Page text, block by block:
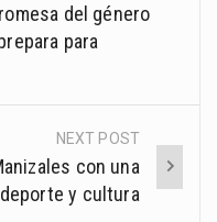
del género
para
NEXT POST
con una
y cultura